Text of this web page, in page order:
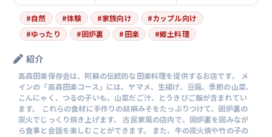
#自然 #体験 #家族向け #カップル向け
#ゆったり #囲炉裏 #田楽 #郷土料理
紹介
高森田楽保存会は、阿蘇の伝統的な田楽料理を提供するお店です。 メ
インの「高森田楽コース」には、ヤマメ、生揚げ、豆腐、季節の山菜、
こんにゃく、つるの子いも、山菜だご汁、とうきびご飯が含まれてい
ます。 これらの食材に手作りの胡麻みそをたっぷりつけて、囲炉裏の
炭火でじっくり焼き上げます。 古民家風の店内で、囲炉裏を囲みなが
ら食事と会話を楽しむことができます。 また、牛の炭火焼や竹の子の